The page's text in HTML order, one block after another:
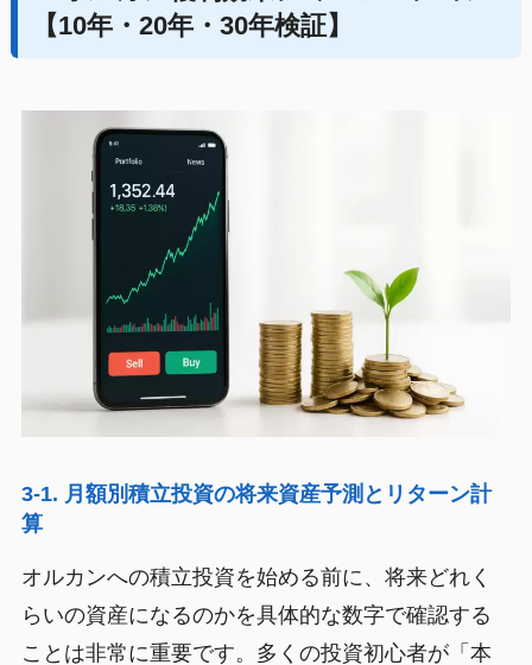
【10年・20年・30年検証】
3-1. 月額別積立投資の将来資産予測とリターン計
算
オルカンへの積立投資を始める前に、将来どれく
らいの資産になるのかを具体的な数字で確認する
ことは非常に重要です。多くの投資初心者が「本